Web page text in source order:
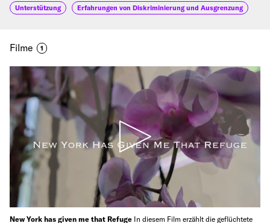
Unterstützung Erfahrungen von Diskriminierung und Ausgrenzung
Filme 1
New York has given me that Refuge In diesem Film erzählt die geflüchtete